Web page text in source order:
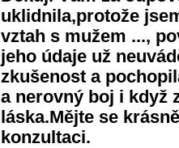
uklidnila,protože
vztah s mužem ...,
jeho údaje už
zkušenost a
a nerovný boj i když
láska.Mějte se
konzultaci.